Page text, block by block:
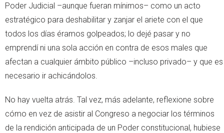
Poder Judicial –aunque fueran mínimos– como un acto
estratégico para deshabilitar y zanjar el ariete con el que
todos los días éramos golpeados; lo dejé pasar y no
emprendí ni una sola acción en contra de esos males que
afectan a cualquier ámbito público –incluso privado– y que es
necesario ir achicándolos.
No hay vuelta atrás. Tal vez, más adelante, reflexione sobre
cómo en vez de asistir al Congreso a negociar los términos
de la rendición anticipada de un Poder constitucional, hubiese